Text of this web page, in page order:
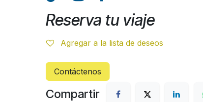
Reserva tu viaje
Agregar a la lista de deseos
Contáctenos
Compartir